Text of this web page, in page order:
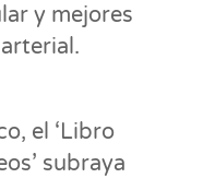
y mejores
el ‘Libro
subraya